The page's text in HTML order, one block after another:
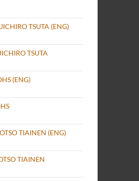
TSUTA (ENG)
TSUTA
(ENG)
TIAINEN (ENG)
TIAINEN